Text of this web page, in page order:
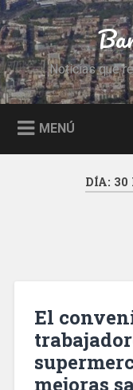
Saltar
al
contenido
Buscar
Noticias que
MENÚ
DÍA: 30
El
mejoras